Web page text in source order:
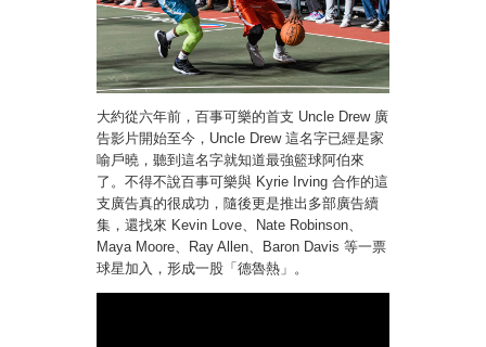
大約從六年前，百事可樂的首支 Uncle Drew 廣
告影片開始至今，Uncle Drew 這名字已經是家
喻戶曉，聽到這名字就知道最強籃球阿伯來
了。不得不說百事可樂與 Kyrie Irving 合作的這
支廣告真的很成功，隨後更是推出多部廣告續
集，還找來 Kevin Love、Nate Robinson、
Maya Moore、Ray Allen、Baron Davis 等一票
球星加入，形成一股「德魯熱」。